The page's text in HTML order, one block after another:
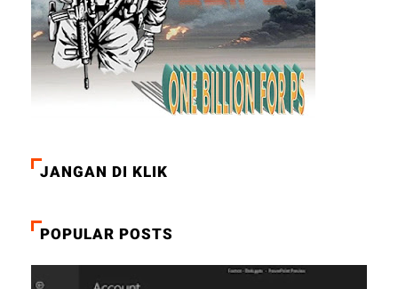
JANGAN DI KLIK
POPULAR POSTS